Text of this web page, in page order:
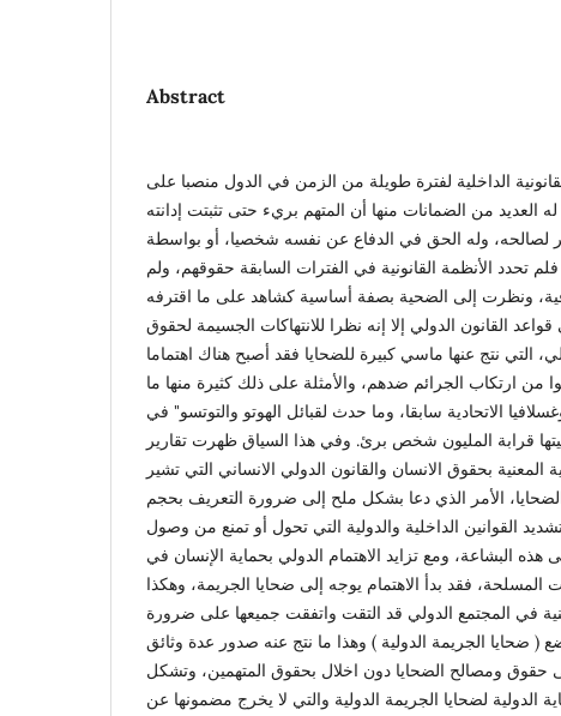
Abstract
الداخلية لفترة طويلة من الزمن في الدول منصبا على
العديد من الضمانات منها أن المتهم بريء حتى تثبتت إدانته
لصالحه، وله الحق في الدفاع عن نفسه شخصيا، أو بواسطة
تحدد الأنظمة القانونية في الفترات السابقة حقوقهم، ولم
ونظرت إلى الضحية بصفة أساسية كشاهد على ما اقترفه
القانون الدولي إلا إنه نظرا للانتهاكات الجسيمة لحقوق
التي نتج عنها ماسي كبيرة للضحايا فقد أصبح هناك اهتماما
من ارتكاب الجرائم ضدهم، والأمثلة على ذلك كثيرة منها ما
الاتحادية سابقا، وما حدث لقبائل الهوتو والتوتسو" في
قرابة المليون شخص برئ. وفي هذا السياق ظهرت تقارير
المعنية بحقوق الانسان والقانون الدولي الانساني التي تشير
الأمر الذي دعا بشكل ملح إلى ضرورة التعريف بحجم
القوانين الداخلية والدولية التي تحول أو تمنع من وصول
هذه البشاعة، ومع تزايد الاهتمام الدولي بحماية الإنسان في
المسلحة، فقد بدأ الاهتمام يوجه إلى ضحايا الجريمة، وهكذا
في المجتمع الدولي قد التقت واتفقت جميعها على ضرورة
( ضحايا الجريمة الدولية ) وهذا ما نتج عنه صدور عدة وثائق
ومصالح الضحايا دون اخلال بحقوق المتهمين، وتشكل